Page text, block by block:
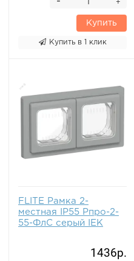
+
Купить
Купить в 1 клик
FLITE Рамка 2-
местная IP55 Рпро-2-
55-ФлС серый IEK
1436р.